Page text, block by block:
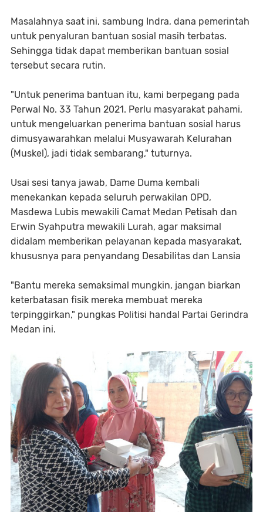
Masalahnya saat ini, sambung Indra, dana pemerintah
untuk penyaluran bantuan sosial masih terbatas.
Sehingga tidak dapat memberikan bantuan sosial
tersebut secara rutin.
"Untuk penerima bantuan itu, kami berpegang pada
Perwal No. 33 Tahun 2021. Perlu masyarakat pahami,
untuk mengeluarkan penerima bantuan sosial harus
dimusyawarahkan melalui Musyawarah Kelurahan
(Muskel), jadi tidak sembarang," tuturnya.
Usai sesi tanya jawab, Dame Duma kembali
menekankan kepada seluruh perwakilan OPD,
Masdewa Lubis mewakili Camat Medan Petisah dan
Erwin Syahputra mewakili Lurah, agar maksimal
didalam memberikan pelayanan kepada masyarakat,
khususnya para penyandang Desabilitas dan Lansia
"Bantu mereka semaksimal mungkin, jangan biarkan
keterbatasan fisik mereka membuat mereka
terpinggirkan," pungkas Politisi handal Partai Gerindra
Medan ini.